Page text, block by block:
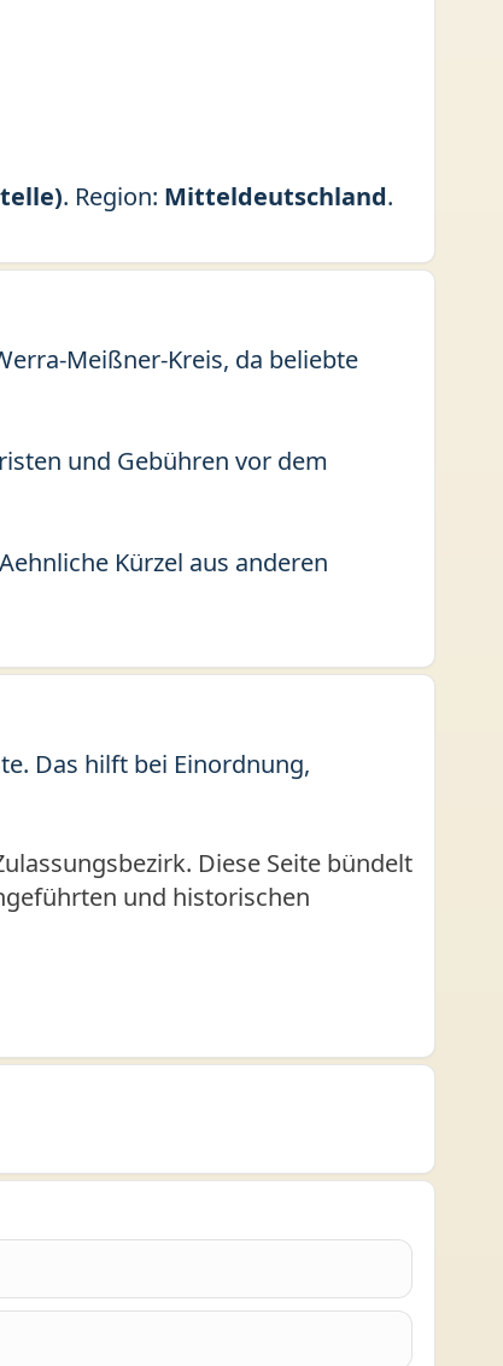
. Region: Mitteldeutschland.
Meißner-Kreis, da beliebte
und Gebühren vor dem
Kürzel aus anderen
Das hilft bei Einordnung,
Diese Seite bündelt
und historischen